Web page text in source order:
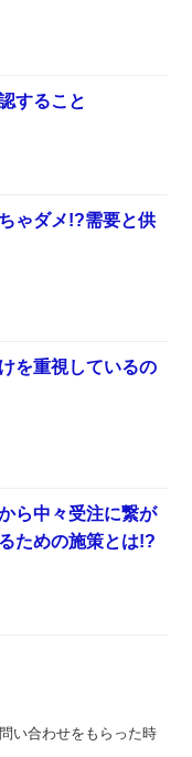
すること
ゃダメ!?需要と供
を重視しているの
ら中々受注に繋が
ための施策とは!?
い合わせをもらった時